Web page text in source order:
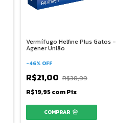
Vermífugo Helfine Plus Gatos -
Agener União
-46% OFF
R$21,00 R$38,99
R$19,95comPix